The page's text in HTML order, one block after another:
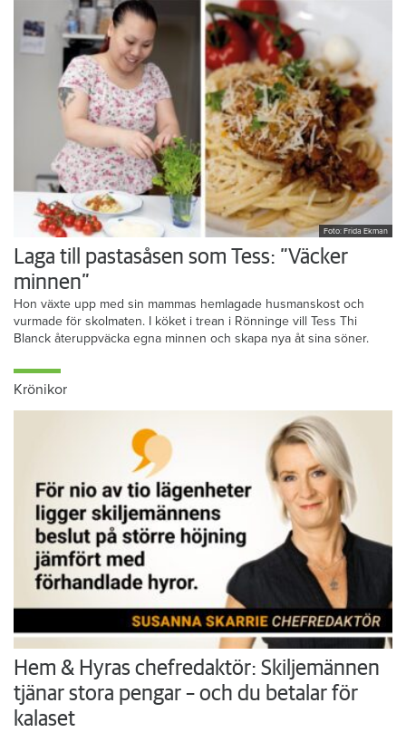
Foto: Frida Ekman
Laga till pastasåsen som Tess: ”Väcker
minnen”
Hon växte upp med sin mammas hemlagade husmanskost och
vurmade för skolmaten. I köket i trean i Rönninge vill Tess Thi
Blanck återuppväcka egna minnen och skapa nya åt sina söner.
Krönikor
Hem & Hyras chefredaktör: Skiljemännen
tjänar stora pengar – och du betalar för
kalaset